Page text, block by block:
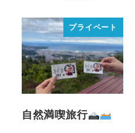
プライベート
自然満喫旅行